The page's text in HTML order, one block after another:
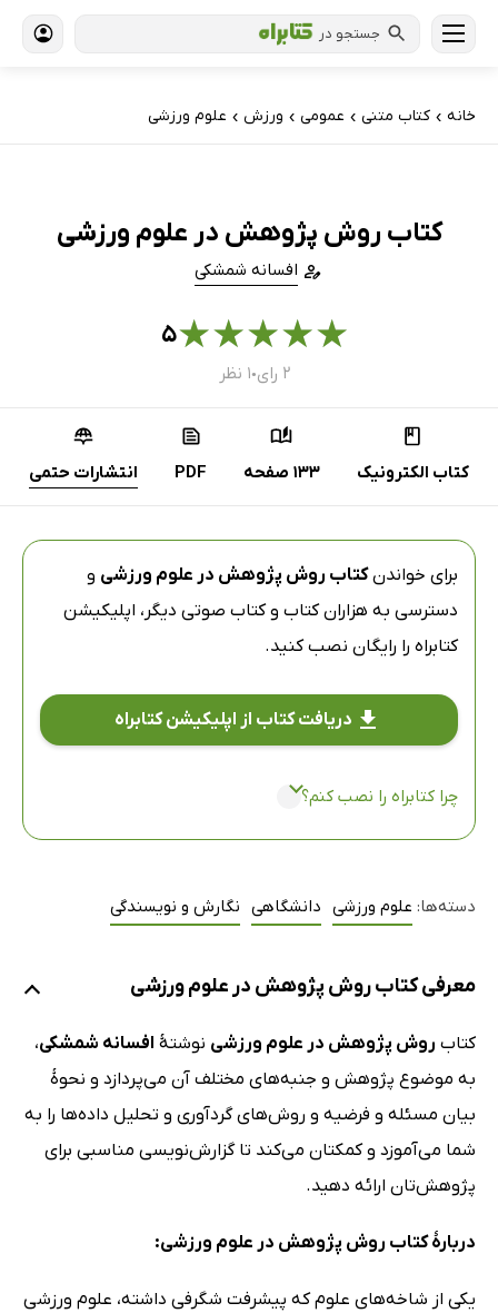
جستجو در
خانه › کتاب‌ متنی › عمومی › ورزش › علوم ورزشی
کتاب روش پژوهش در علوم ورزشی
افسانه شمشکی
★
★
★
★
★۵
۲ رای ● ۱ نظر
کتاب الکترونیک 133 صفحه PDF انتشارات حتمی
برای خواندنکتاب روش پژوهش در علوم ورزشی و
دسترسی به هزاران کتاب و کتاب صوتی دیگر، اپلیکیشن
کتابراه را رایگان نصب کنید.
دریافت کتاب از اپلیکیشن کتابراه
چرا کتابراه را نصب کنم؟
دسته‌ها: علوم ورزشی دانشگاهی نگارش و نویسندگی
معرفی کتاب روش پژوهش در علوم ورزشی
کتاب روش پژوهش در علوم ورزشی نوشتۀ افسانه شمشکی،
به موضوع پژوهش و جنبه‌های مختلف آن می‌پردازد و نحوۀ
بیان مسئله و فرضیه و روش‌های گردآوری و تحلیل داده‌ها را به
شما می‌آموزد و کمکتان می‌کند تا گزارش‌نویسی مناسبی برای
پژوهش‌تان ارائه دهید.
دربارۀ کتاب روش پژوهش در علوم ورزشی:
یکی از شاخه‌های علوم که پیشرفت شگرفی داشته، علوم ورزشی